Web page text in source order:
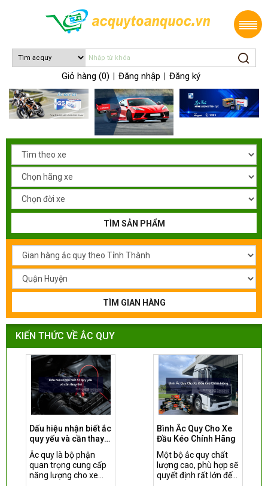
Giỏ hàng (0) Đăng nhập Đăng ký
TÌM SẢN PHẨM
TÌM GIAN HÀNG
KIẾN THỨC VỀ ẮC QUY
Dấu hiệu nhận biết ắc
quy yếu và cần thay
thế
Ắc quy là bộ phận
quan trọng cung cấp
năng lượng cho xe
Bình Ắc Quy Cho Xe
Đầu Kéo Chính Hãng
Một bộ ắc quy chất
lượng cao, phù hợp sẽ
quyết định rất lớn đến